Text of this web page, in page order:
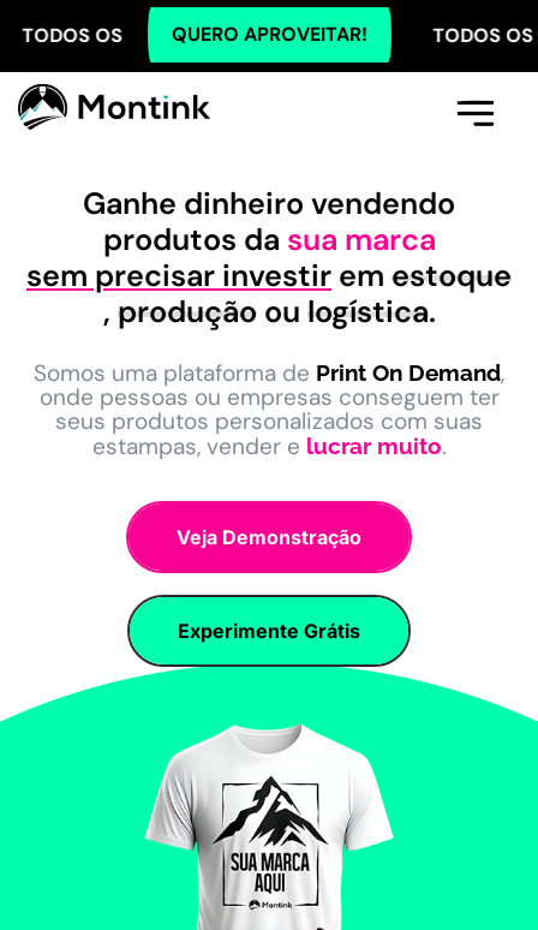
QUERO APROVEITAR!
PLANOS COM 5% OFF NO PIX! TODOS OS
Ganhe dinheiro vendendo
produtos da sua marca
sem precisar investir em estoque
, produçãoou logística.
Somos uma plataforma de Print On Demand,
onde pessoas ou empresas conseguem ter
seus produtos personalizados com suas
estampas, vender e lucrar muito.
Veja Demonstração
Experimente Grátis